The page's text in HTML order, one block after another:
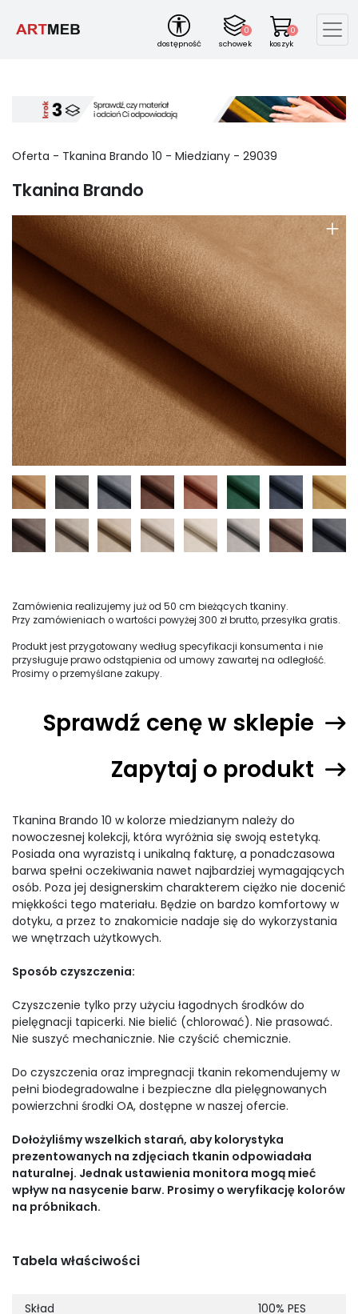
dostępność
0
schowek
0
koszyk
Oferta - Tkanina Brando 10 - Miedziany - 29039
Tkanina Brando
+
Zamówienia realizujemy już od 50 cm bieżących tkaniny.
Przy zamówieniach o wartości powyżej 300 zł brutto, przesyłka gratis.
Produkt jest przygotowany według specyfikacji konsumenta i nie
przysługuje prawo odstąpienia od umowy zawartej na odległość.
Prosimy o przemyślane zakupy.
Sprawdź cenę w sklepie
Zapytaj o produkt
Tkanina Brando 10 w kolorze miedzianym należy do
nowoczesnej kolekcji, która wyróżnia się swoją estetyką.
Posiada ona wyrazistą i unikalną fakturę, a ponadczasowa
barwa spełni oczekiwania nawet najbardziej wymagających
osób. Poza jej designerskim charakterem ciężko nie docenić
miękkości tego materiału. Będzie on bardzo komfortowy w
dotyku, a przez to znakomicie nadaje się do wykorzystania
we wnętrzach użytkowych.
Sposób czyszczenia:
Czyszczenie tylko przy użyciu łagodnych środków do
pielęgnacji tapicerki. Nie bielić (chlorować). Nie prasować.
Nie suszyć mechanicznie. Nie czyścić chemicznie.
Do czyszczenia oraz impregnacji tkanin rekomendujemy w
pełni biodegradowalne i bezpieczne dla pielęgnowanych
powierzchni środki OA, dostępne w naszej ofercie.
Dołożyliśmy wszelkich starań, aby kolorystyka
prezentowanych na zdjęciach tkanin odpowiadała
naturalnej. Jednak ustawienia monitora mogą mieć
wpływ na nasycenie barw. Prosimy o weryfikację kolorów
na próbnikach.
Tabela właściwości
Skład
100% PES